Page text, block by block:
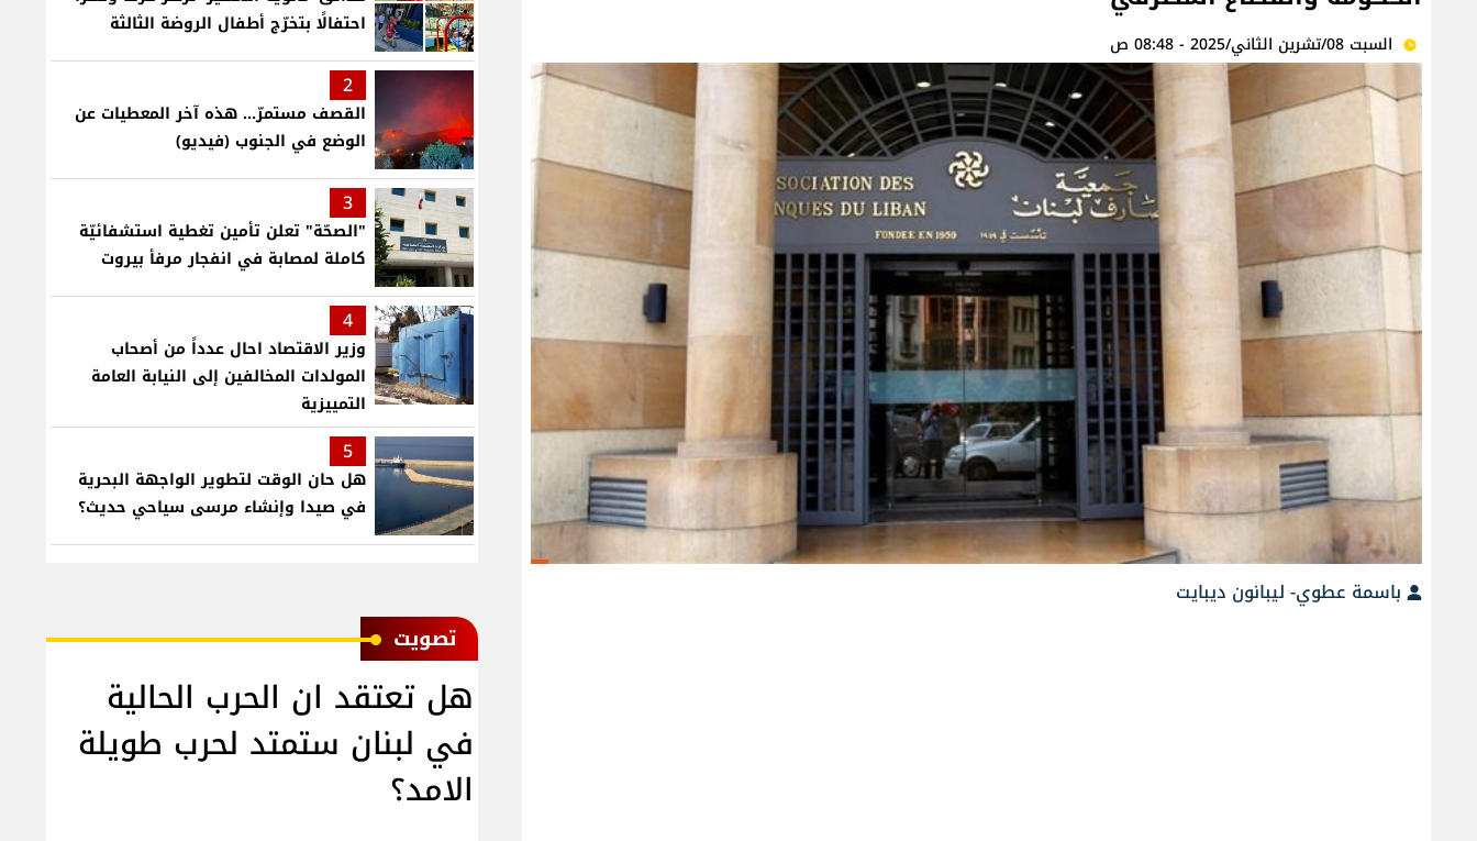
السبت 08/تشرين الثاني/2025 - 08:48 ص
باسمة عطوي- ليبانون ديبايت
احتفالًا بتخرّج أطفال الروضة الثالثة
2
القصف مستمرّ... هذه آخر المعطيات عن
الوضع في الجنوب (فيديو)
3
"الصحّة" تعلن تأمين تغطية استشفائيّة
كاملة لمصابة في انفجار مرفأ بيروت
4
وزير الاقتصاد احال عدداً من أصحاب
المولدات المخالفين إلى النيابة العامة
التمييزية
5
هل حان الوقت لتطوير الواجهة البحرية
في صيدا وإنشاء مرسى سياحي حديث؟
ﺗﺼﻮﻳﺖ
هل تعتقد ان الحرب الحالية
في لبنان ستمتد لحرب طويلة
الامد؟